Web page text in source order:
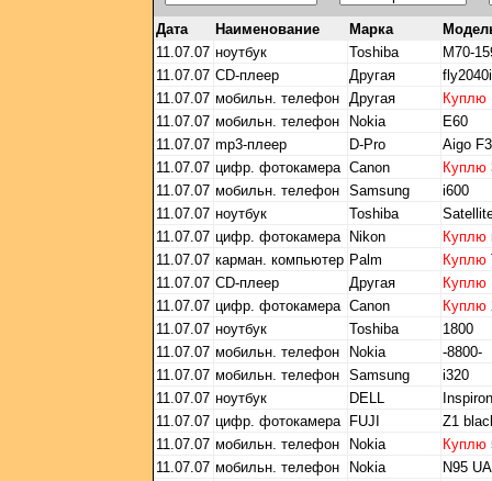
Дата Наименование Марка
11.07.07 ноутбук Toshiba
M70-
11.07.07 CD-плеер Другая
fly2040i
11.07.07 мобильн. телефон Другая Куплю
11.07.07 мобильн. телефон Nokia
Е60
11.07.07 mp3-плеер D-Pro
Aigo
11.07.07 цифр. фотокамера Canon Куплю
11.07.07 мобильн. телефон Samsung
i600
11.07.07 ноутбук Toshiba
11.07.07 цифр. фотокамера Nikon Куплю
11.07.07 карман. компьютер Palm Куплю
11.07.07 CD-плеер Другая Куплю
11.07.07 цифр. фотокамера Canon Куплю
11.07.07 ноутбук Toshiba
1800
11.07.07 мобильн. телефон Nokia
-8800-
11.07.07 мобильн. телефон Samsung
i320
11.07.07 ноутбук DELL
11.07.07 цифр. фотокамера FUJI
Z1
11.07.07 мобильн. телефон Nokia Куплю
11.07.07 мобильн. телефон Nokia
N95